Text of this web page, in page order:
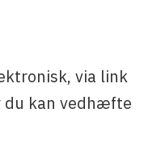
via link
du kan vedhæfte